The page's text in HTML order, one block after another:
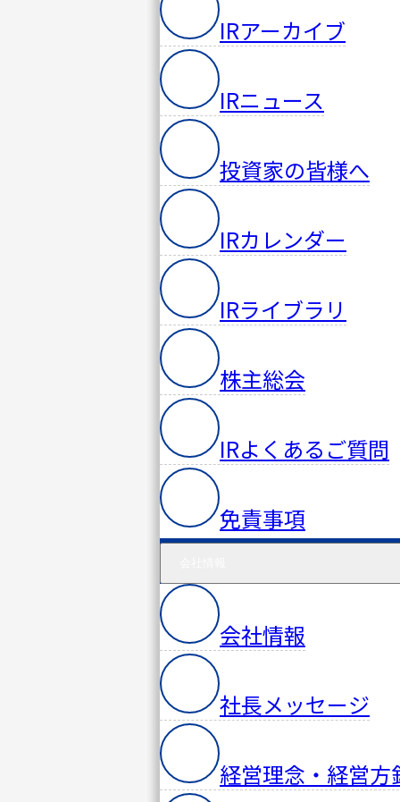
IRアーカイブ
IRニュース
投資家の皆様へ
IRカレンダー
IRライブラリ
株主総会
IRよくあるご質問
免責事項
会社情報
社長メッセージ
経営理念・経営方
研究所